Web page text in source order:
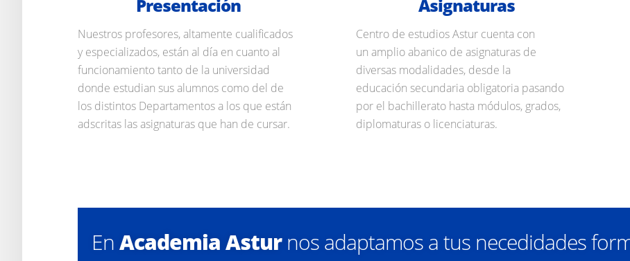
Presentación
Nuestros profesores, altamente cualificados
y especializados, están al día en cuanto al
funcionamiento tanto de la universidad
donde estudian sus alumnos como del de
los distintos Departamentos a los que están
adscritas las asignaturas que han de cursar.
Asignaturas
Centro de estudios Astur cuenta con
un amplio abanico de asignaturas de
diversas modalidades, desde la
educación secundaria obligatoria pasando
por el bachillerato hasta módulos, grados,
diplomaturas o licenciaturas.
EnAcademia Asturnos adaptamos a tus necedidades